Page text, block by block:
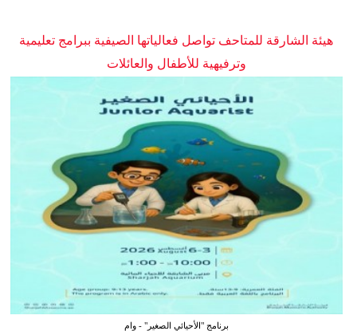
هيئة الشارقة للمتاحف تواصل فعالياتها الصيفية ببرامج تعليمية
وترفيهية للأطفال والعائلات
برنامج "الأحيائي الصغير" - وام